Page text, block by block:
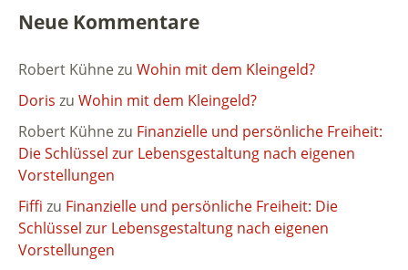
Neue Kommentare
Robert Kühnezu Wohin mit dem Kleingeld?
Doris zu Wohin mit dem Kleingeld?
Robert Kühnezu Finanzielle und persönliche Freiheit:
Die Schlüssel zur Lebensgestaltung nach eigenen
Vorstellungen
Fiffi zu Finanzielle und persönliche Freiheit: Die
Schlüssel zur Lebensgestaltung nach eigenen
Vorstellungen